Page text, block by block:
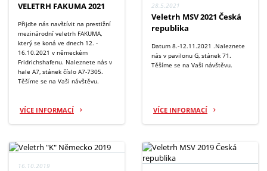
VELETRH FAKUMA 2021
Přijďte nás navštívit na prestižní
mezinárodní veletrh FAKUMA,
který se koná ve dnech 12. -
16.10.2021 v německém
Fridrichshafenu. Naleznete nás v
hale A7, stánek číslo A7-7305.
Těšíme se na Vaši návštěvu.
VÍCE INFORMACÍ
28.5.2021
Veletrh MSV 2021 Česká
republika
Datum 8.-12.11.2021 .Naleznete
nás v pavilonu G, stánek 71.
Těšíme se na Vaši návštěvu.
VÍCE INFORMACÍ
16.10.2019